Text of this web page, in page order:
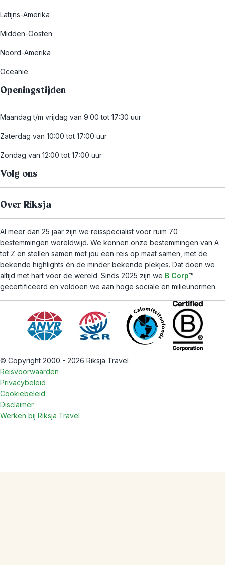
Latijns-Amerika
Midden-Oosten
Noord-Amerika
Oceanië
Openingstijden
Maandag t/m vrijdag van 9:00 tot 17:30 uur
Zaterdag van 10:00 tot 17:00 uur
Zondag van 12:00 tot 17:00 uur
Volg ons
Over Riksja
Al meer dan 25 jaar zijn we reisspecialist voor ruim 70
bestemmingen wereldwijd. We kennen onze bestemmingen van A
tot Z en stellen samen met jou een reis op maat samen, met de
bekende highlights én de minder bekende plekjes. Dat doen we
altijd met hart voor de wereld. Sinds 2025 zijn we B Corp™
gecertificeerd en voldoen we aan hoge sociale en milieunormen.
© Copyright 2000 - 2026 Riksja Travel
Reisvoorwaarden
Privacybeleid
Cookiebeleid
Disclaimer
Werken bij Riksja Travel